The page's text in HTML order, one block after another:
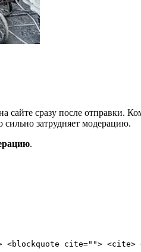
сайте сразу после отправки.
затрудняет модерацию.
.
cite=""> <cite>